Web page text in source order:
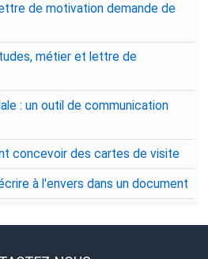
de motivation demande de
métier et lettre de
: un outil de communication
concevoir des cartes de visite
à l'envers dans un document